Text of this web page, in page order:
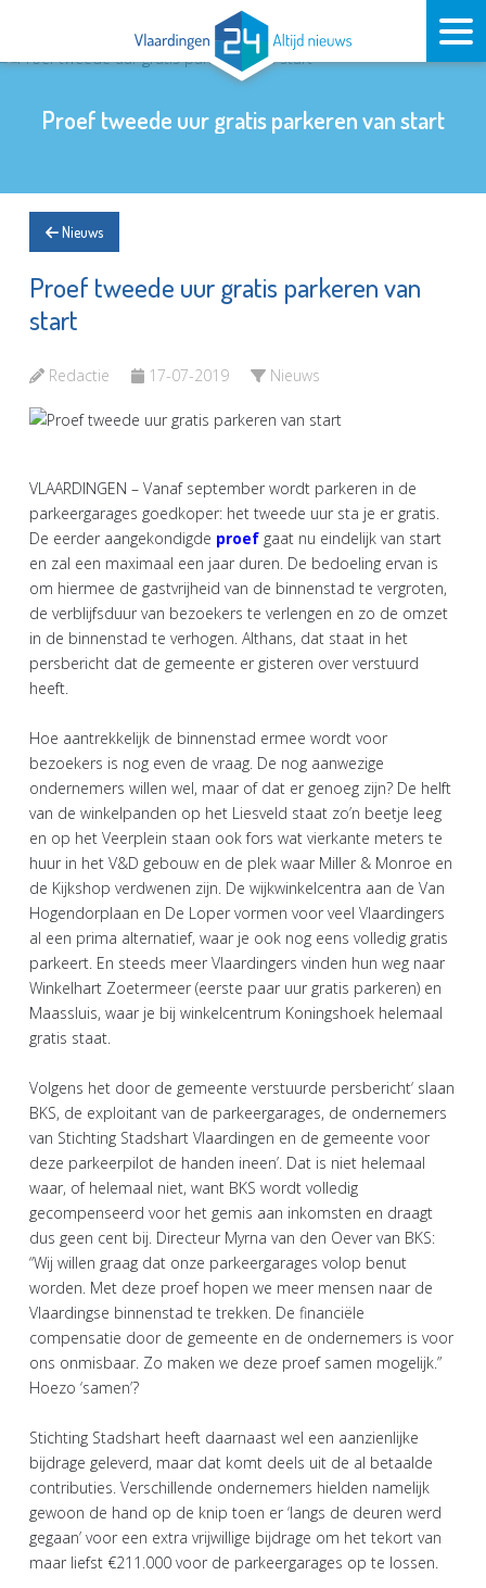
Proef tweede uur gratis parkeren van start
Nieuws
Proef tweede uur gratis parkeren van
start
Redactie 17-07-2019 Nieuws
VLAARDINGEN – Vanaf september wordt parkeren in de
parkeergarages goedkoper: het tweede uur sta je er gratis.
De eerder aangekondigde proef gaat nu eindelijk van start
en zal een maximaal een jaar duren. De bedoeling ervan is
om hiermee de gastvrijheid van de binnenstad te vergroten,
de verblijfsduur van bezoekers te verlengen en zo de omzet
in de binnenstad te verhogen. Althans, dat staat in het
persbericht dat de gemeente er gisteren over verstuurd
heeft.
Hoe aantrekkelijk de binnenstad ermee wordt voor
bezoekers is nog even de vraag. De nog aanwezige
ondernemers willen wel, maar of dat er genoeg zijn? De helft
van de winkelpanden op het Liesveld staat zo’n beetje leeg
en op het Veerplein staan ook fors wat vierkante meters te
huur in het V&D gebouw en de plek waar Miller & Monroe en
de Kijkshop verdwenen zijn. De wijkwinkelcentra aan de Van
Hogendorplaan en De Loper vormen voor veel Vlaardingers
al een prima alternatief, waar je ook nog eens volledig gratis
parkeert. En steeds meer Vlaardingers vinden hun weg naar
Winkelhart Zoetermeer (eerste paar uur gratis parkeren) en
Maassluis, waar je bij winkelcentrum Koningshoek helemaal
gratis staat.
Volgens het door de gemeente verstuurde persbericht‘ slaan
BKS, de exploitant van de parkeergarages, de ondernemers
van Stichting Stadshart Vlaardingen en de gemeente voor
deze parkeerpilot de handen ineen’. Dat is niet helemaal
waar, of helemaal niet, want BKS wordt volledig
gecompenseerd voor het gemis aan inkomsten en draagt
dus geen cent bij. Directeur Myrna van den Oever van BKS:
“Wij willen graag dat onze parkeergarages volop benut
worden. Met deze proef hopen we meer mensen naar de
Vlaardingse binnenstad te trekken. De financiële
compensatie door de gemeente en de ondernemers is voor
ons onmisbaar. Zo maken we deze proef samen mogelijk.”
Hoezo ‘samen’?
Stichting Stadshart heeft daarnaast wel een aanzienlijke
bijdrage geleverd, maar dat komt deels uit de al betaalde
contributies. Verschillende ondernemers hielden namelijk
gewoon de hand op de knip toen er ‘langs de deuren werd
gegaan’ voor een extra vrijwillige bijdrage om het tekort van
maar liefst €211.000 voor de parkeergarages op te lossen.